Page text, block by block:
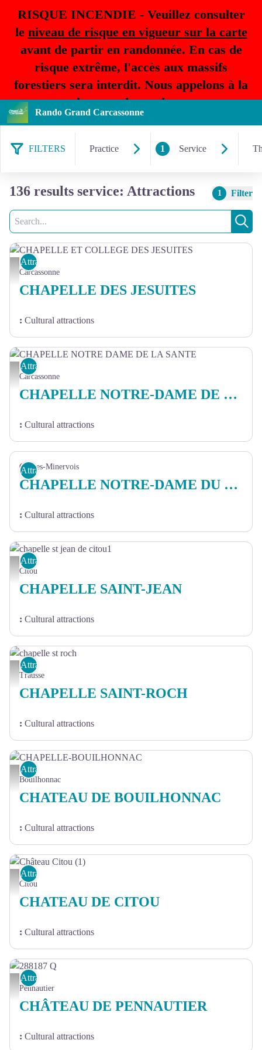
RISQUE INCENDIE - Veuillez consulter
le niveau de risque en vigueur sur la carte
avant de partir en randonnée. En cas de
risque extrême, l'accès aux massifs
forestiers sera interdit. Nous appelons à la
plus grande prudence.
Rando Grand Carcassonne
FILTERS Practice 1 Service
136 results service: Attractions 1 Filter
Search
CHAPELLE ET COLLEGE DES JESUITES - ROCHE-MAIRIE CARCASSONNE
Attractions
Carcassonne
CHAPELLE DES JESUITES
: Cultural attractions
CHAPELLE NOTRE DAME DE LA SANTE - ROCHE-MAIRIE CARCASSONNE
Attractions
Carcassonne
CHAPELLE NOTRE-DAME DE LA SANTE
: Cultural attractions
Attractions
Caunes-Minervois
CHAPELLE NOTRE-DAME DU CROS
: Cultural attractions
chapelle st jean de citou1
Attractions
Citou
CHAPELLE SAINT-JEAN
: Cultural attractions
chapelle st roch
Attractions
Trausse
CHAPELLE SAINT-ROCH
: Cultural attractions
CHAPELLE-BOUILHONNAC
Attractions
Bouilhonnac
CHATEAU DE BOUILHONNAC
: Cultural attractions
Château Citou (1)
Attractions
Citou
CHATEAU DE CITOU
: Cultural attractions
288187 Q
Attractions
Pennautier
CHÂTEAU DE PENNAUTIER
: Cultural attractions